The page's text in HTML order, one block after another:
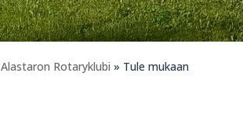
Alastaron Rotaryklubi » Tule mukaan